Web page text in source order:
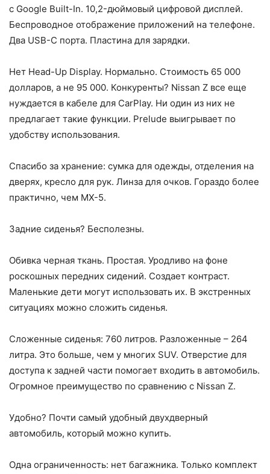
с Google Built-In. 10,2-дюймовый цифровой дисплей.
Беспроводное отображение приложений на телефоне.
Два USB-C порта. Пластина для зарядки.
Нет Head-Up Display. Нормально. Стоимость 65 000
долларов, а не 95 000. Конкуренты? Nissan Z все еще
нуждается в кабеле для CarPlay. Ни один из них не
предлагает такие функции. Prelude выигрывает по
удобству использования.
Спасибо за хранение: сумка для одежды, отделения на
дверях, кресло для рук. Линза для очков. Гораздо более
практично, чем MX-5.
Задние сиденья? Бесполезны.
Обивка черная ткань. Простая. Уродливо на фоне
роскошных передних сидений. Создает контраст.
Маленькие дети могут использовать их. В экстренных
ситуациях можно сложить сиденья.
Сложенные сиденья: 760 литров. Разложенные – 264
литра. Это больше, чем у многих SUV. Отверстие для
доступа к задней части помогает входить в автомобиль.
Огромное преимущество по сравнению с Nissan Z.
Удобно? Почти самый удобный двухдверный
автомобиль, который можно купить.
Одна ограниченность: нет багажника. Только комплект